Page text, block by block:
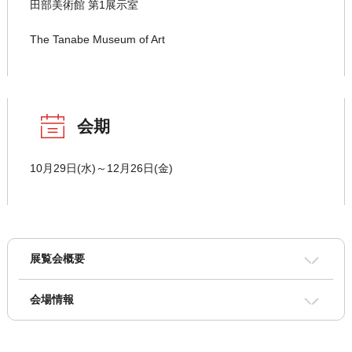
田部美術館 第1展示室
The Tanabe Museum of Art
会期
10月29日(水)～12月26日(金)
展覧会概要
会場情報